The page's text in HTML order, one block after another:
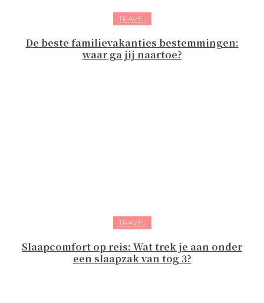
TRAVEL
De beste familievakanties bestemmingen:
waar ga jij naartoe?
TRAVEL
Slaapcomfort op reis: Wat trek je aan onder
een slaapzak van tog 3?